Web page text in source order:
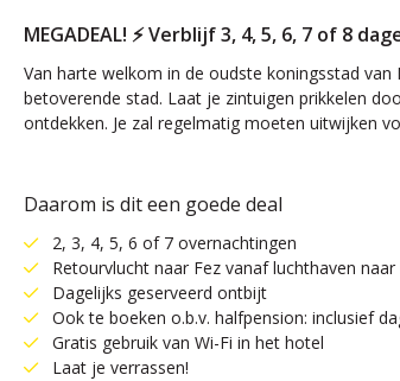
MEGADEAL! ⚡️ Verblijf 3, 4, 5, 6, 7 of 8
Van harte welkom in de oudste koningsstad
betoverende stad. Laat je zintuigen prikkelen
ontdekken. Je zal regelmatig moeten uitwijken
Daarom is dit een goede deal
2, 3, 4, 5, 6 of 7 overnachtingen
Retourvlucht naar Fez vanaf luchthaven naar
Dagelijks geserveerd ontbijt
Ook te boeken o.b.v. halfpension: inclusief
Gratis gebruik van Wi-Fi in het hotel
Laat je verrassen!